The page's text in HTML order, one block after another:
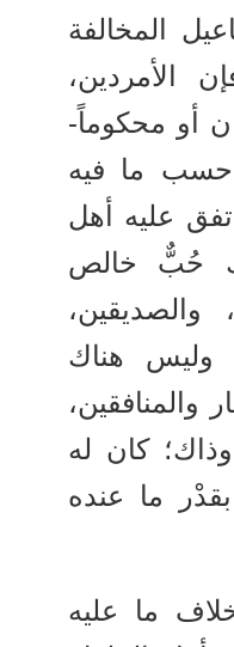
المخالفة
الأمردين،
أو محكوماً-
ما فيه
عليه أهل
حُبٌّ خالص
والصديقين،
وليس هناك
والمنافقين،
كان له
ما عنده
ما عليه